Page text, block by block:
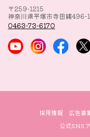
〒259-1215
神奈川県平塚市寺田縄496-1
0463-73-6170
採用情報 広告募
公式SNS